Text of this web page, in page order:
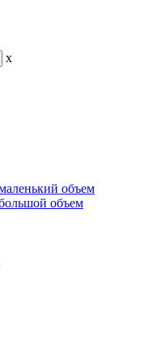
x
объем
объем